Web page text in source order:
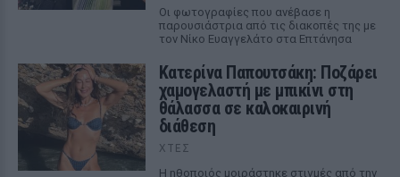
Οι φωτογραφίες που ανέβασε η
παρουσιάστρια από τις διακοπές της με
τον Νίκο Ευαγγελάτο στα Επτάνησα
Κατερίνα Παπουτσάκη: Ποζάρει
χαμογελαστή με μπικίνι στη
θάλασσα σε καλοκαιρινή
διάθεση
ΧΤΕΣ
Η ηθοποιός μοιράστηκε στιγμές από την